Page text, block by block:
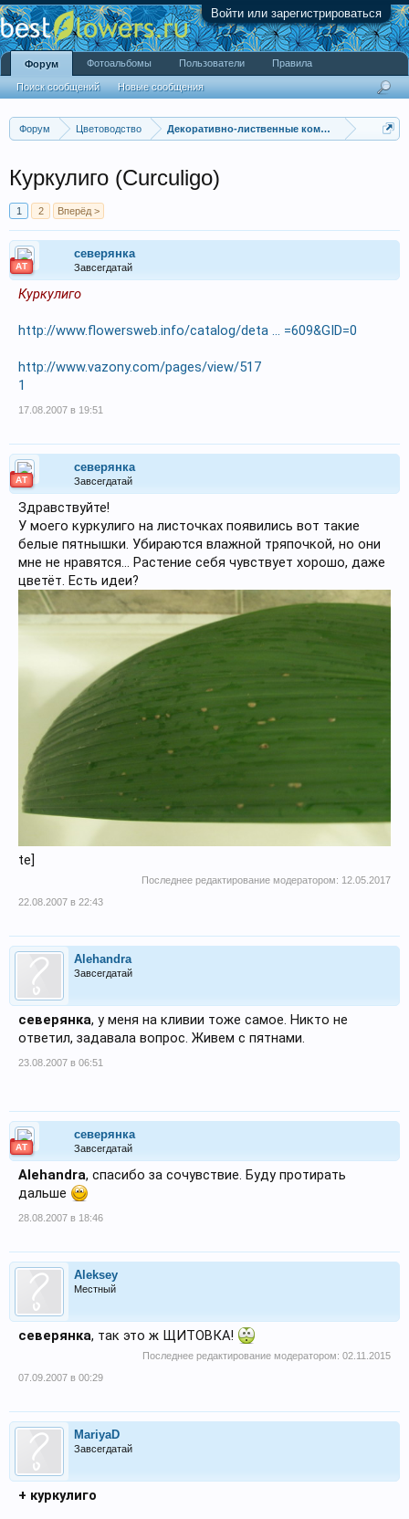
Войти или зарегистрироваться
Форум Цветоводство Декоративно-лиственные комнатные растения
Куркулиго (Curculigo)
1 2 Вперёд >
АТ
северянка
Завсегдатай
Куркулиго
http://www.flowersweb.info/catalog/deta ... =609&GID=0
http://www.vazony.com/pages/view/517
1
17.08.2007 в 19:51
АТ
северянка
Завсегдатай
Здравствуйте!
У моего куркулиго на листочках появились вот такие
белые пятнышки. Убираются влажной тряпочкой, но они
мне не нравятся… Растение себя чувствует хорошо, даже
цветёт. Есть идеи?
te]
Последнее редактирование модератором: 12.05.2017
22.08.2007 в 22:43
Alehandra
Завсегдатай
северянка, у меня на кливии тоже самое. Никто не
ответил, задавала вопрос. Живем с пятнами.
23.08.2007 в 06:51
АТ
северянка
Завсегдатай
Alehandra, спасибо за сочувствие. Буду протирать
дальше
28.08.2007 в 18:46
Aleksey
Местный
северянка, так это ж ЩИТОВКА!
Последнее редактирование модератором: 02.11.2015
07.09.2007 в 00:29
MariyaD
Завсегдатай
+ куркулиго
Форум
Поиск сообщений Новые сообщения
Фотоальбомы Пользователи Правила